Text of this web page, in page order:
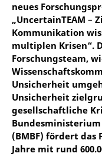
neues
„UncertainTEAM –
Kommunikation
multiplen Krisen“.
Forschungsteam,
Unsicherheit
Unsicherheit
gesellschaftliche
(BMBF) fördert
Jahre mit rund